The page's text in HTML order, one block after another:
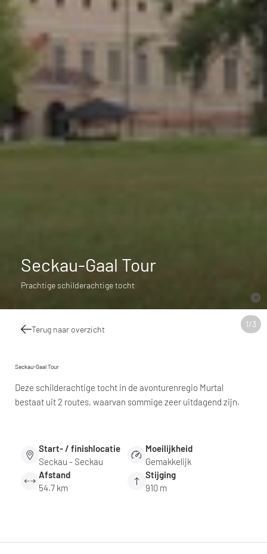
1/3
Seckau-Gaal Tour
Prachtige schilderachtige tocht
Terug naar overzicht
Seckau-Gaal Tour
Deze schilderachtige tocht in de avonturenregio Murtal
bestaat uit 2 routes, waarvan sommige zeer uitdagend zijn.
Start- / finishlocatie
Seckau - Seckau
Moeilijkheid
Gemakkelijk
Afstand
54.7 km
Stijging
910 m